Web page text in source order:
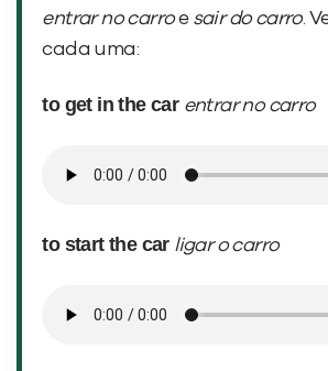
entrar no carroe sair do carro.
cada uma:
to get in the car entrar no carro
to start the car ligar o carro